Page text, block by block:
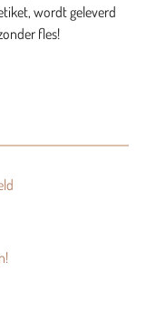
wordt geleverd
fles!